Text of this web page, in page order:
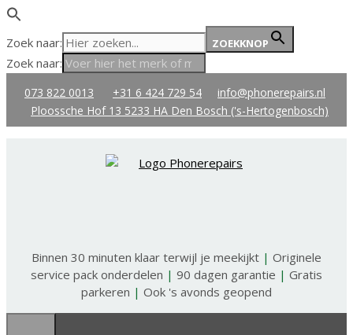
Zoek naar: ZOEKKNOP
Zoek naar:
naar073 822 0013 +31 6 424 729 54
info@phonerepairs.nl
Ploossche Hof 13 5233 HA Den Bosch ('s-Hertogenbosch)
Binnen 30 minuten klaar terwijl je meekijkt | Originele
service pack onderdelen | 90 dagen garantie | Gratis
parkeren | Ook 's avonds geopend